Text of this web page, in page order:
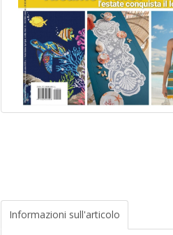
Informazioni sull'articolo